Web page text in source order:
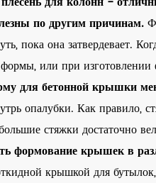
по другим причинам.
пока она затвердевает.
или при
для бетонной крышки
опалубки. Как правило,
стяжки достаточно
формование крышек в
крышкой для